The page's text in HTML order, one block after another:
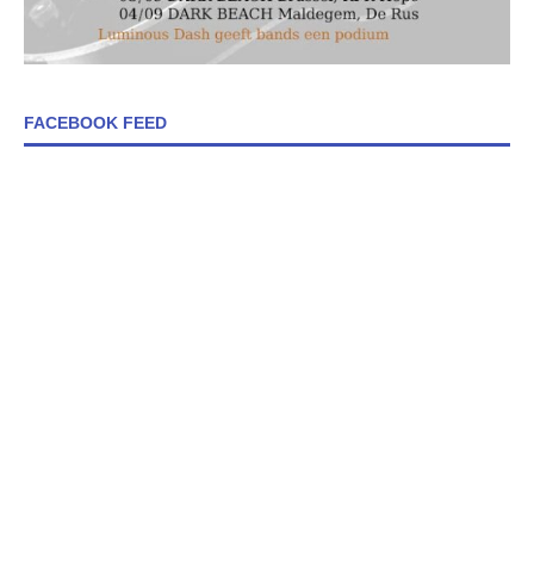
FACEBOOK FEED